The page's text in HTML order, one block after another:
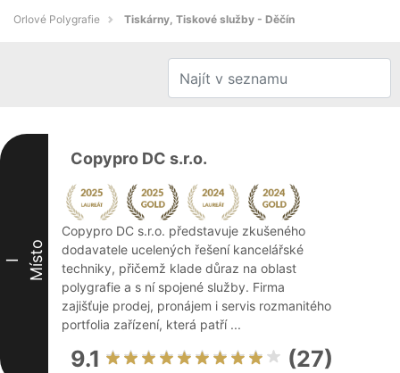
Orlové Polygrafie Tiskárny, Tiskové služby - Děčín
I Místo
Copypro DC s.r.o.
Copypro DC s.r.o. představuje zkušeného
dodavatele ucelených řešení kancelářské
techniky, přičemž klade důraz na oblast
polygrafie a s ní spojené služby. Firma
zajišťuje prodej, pronájem i servis rozmanitého
portfolia zařízení, která patří ...
9.1 (27)